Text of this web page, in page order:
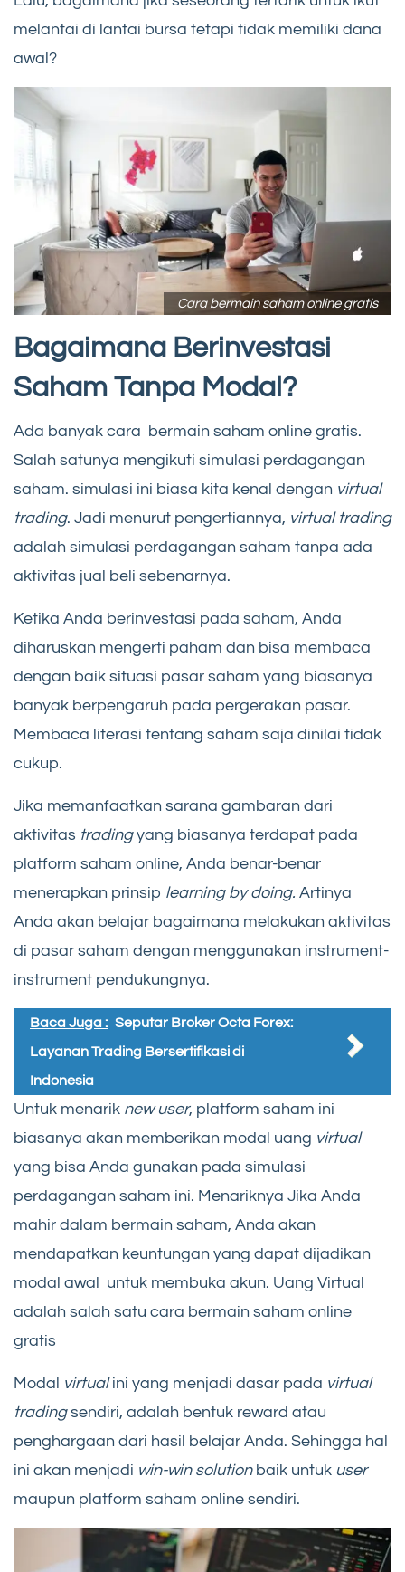
melantai di lantai bursa tetapi tidak memiliki dana
awal?
Cara bermain saham online gratis
Bagaimana Berinvestasi
Saham Tanpa Modal?
Ada banyak cara bermain saham online gratis.
Salah satunya mengikuti simulasi perdagangan
saham. simulasi ini biasa kita kenal dengan virtual
trading. Jadi menurut pengertiannya, virtual trading
adalah simulasi perdagangan saham tanpa ada
aktivitas jual beli sebenarnya.
Ketika Anda berinvestasi pada saham, Anda
diharuskan mengerti paham dan bisa membaca
dengan baik situasi pasar saham yang biasanya
banyak berpengaruh pada pergerakan pasar.
Membaca literasi tentang saham saja dinilai tidak
cukup.
Jika memanfaatkan sarana gambaran dari
aktivitas tradingyang biasanya terdapat pada
platform saham online, Anda benar-benar
menerapkan prinsip learning by doing. Artinya
Anda akan belajar bagaimana melakukan aktivitas
di pasar saham dengan menggunakan instrument-
instrument pendukungnya.
Baca Juga : Seputar Broker Octa Forex:
Layanan Trading Bersertifikasi di
Indonesia
Untuk menarik new user, platform saham ini
biasanya akan memberikan modal uang virtual
yang bisa Anda gunakan pada simulasi
perdagangan saham ini. Menariknya Jika Anda
mahir dalam bermain saham, Anda akan
mendapatkan keuntungan yang dapat dijadikan
modal awal untuk membuka akun. Uang Virtual
adalah salah satu cara bermain saham online
gratis
Modal virtualini yang menjadi dasar pada virtual
tradingsendiri, adalah bentuk reward atau
penghargaan dari hasil belajar Anda. Sehingga hal
ini akan menjadi win-win solutionbaik untuk user
maupun platform saham online sendiri.